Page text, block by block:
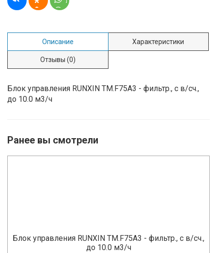
Описание Характеристики
Отзывы (0)
Блок управления RUNXIN ТМ.F75A3 - фильтр., с в/сч.,
до 10.0 м3/ч
Ранее вы смотрели
Блок управления RUNXIN ТМ.F75A3 - фильтр., с в/сч.,
до 10.0 м3/ч